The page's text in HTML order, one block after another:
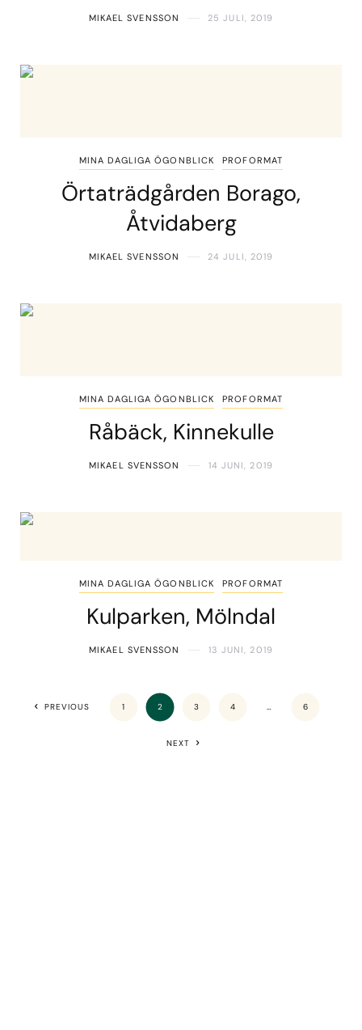
MIKAEL SVENSSON 25 JULI, 2019
MINA DAGLIGA ÖGONBLICK PROFORMAT
Örtaträdgården Borago,
Åtvidaberg
MIKAEL SVENSSON 24 JULI, 2019
MINA DAGLIGA ÖGONBLICK PROFORMAT
Råbäck, Kinnekulle
MIKAEL SVENSSON 14 JUNI, 2019
MINA DAGLIGA ÖGONBLICK PROFORMAT
Kulparken, Mölndal
MIKAEL SVENSSON 13 JUNI, 2019
PREVIOUS 1 2 3 4 … 6
NEXT